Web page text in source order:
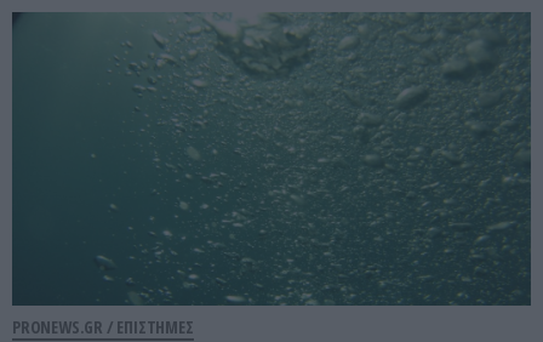
PRONEWS.GR / ΕΠΙΣΤΗΜΕΣ